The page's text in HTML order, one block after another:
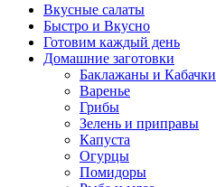
Вкусные салаты
Быстро и Вкусно
Готовим каждый день
Домашние заготовки
Баклажаны и Кабачки
Варенье
Грибы
Зелень и приправы
Капуста
Огурцы
Помидоры